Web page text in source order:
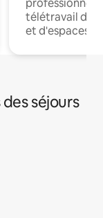
professionnels
télétravail
et d'espaces
séjours